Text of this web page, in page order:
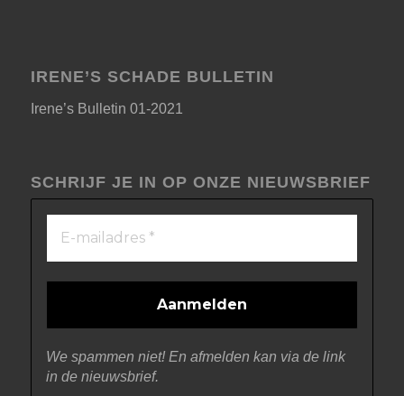
IRENE’S SCHADE BULLETIN
Irene’s Bulletin 01-2021
SCHRIJF JE IN OP ONZE NIEUWSBRIEF
We spammen niet! En afmelden kan via de link
in de nieuwsbrief.